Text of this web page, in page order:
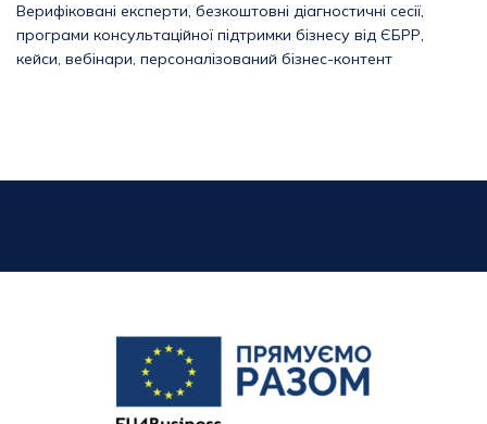
Верифіковані експерти, безкоштовні діагностичні сесії,
програми консультаційної підтримки бізнесу від ЄБРР,
кейси, вебінари, персоналізований бізнес-контент